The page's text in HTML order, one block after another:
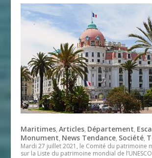
Maritimes,Articles, Département,
Monument, News Tendance, Société,
Mardi 27 juillet 2021, le Comité du patrimoine
sur la Liste du patrimoine mondial de l’UNESCO